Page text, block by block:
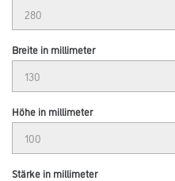
Breite in millimeter
Höhe in millimeter
Stärke in millimeter